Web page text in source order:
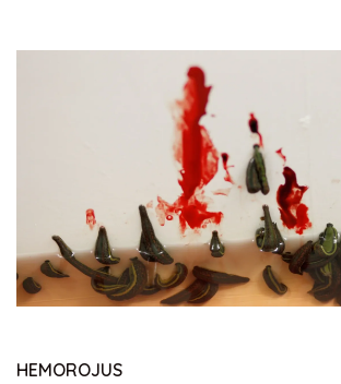
HEMOROJUS